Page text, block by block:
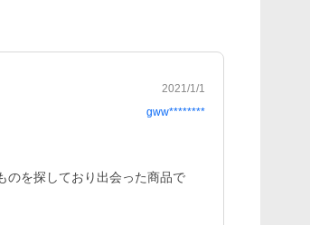
2021/1/1
gww********
のを探しており出会った商品で